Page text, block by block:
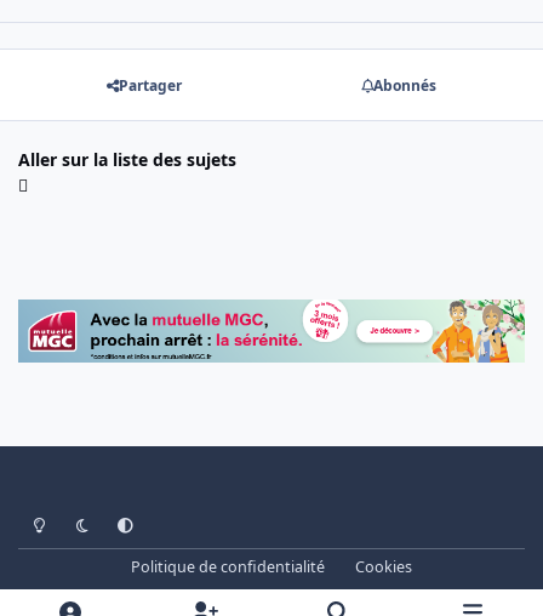
Partager Abonnés
Aller sur la liste des sujets
Light ModeDark ModeSystem Preference
Politique de confidentialité
Cookies
www.cheminots.net - Forum Libre depuis 2003